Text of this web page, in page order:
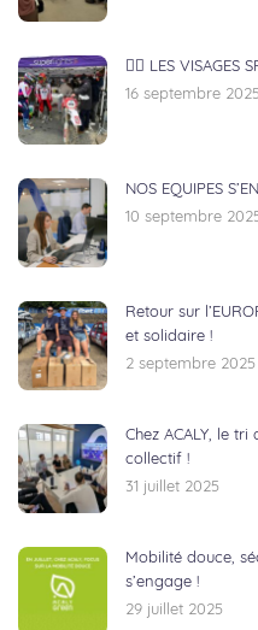
🏃‍♂️ LES VISAGES
16 septembre 2025
NOS EQUIPES
10 septembre
Retour sur
et solidaire !
2 septembre 2025
Chez ACALY, le
collectif !
31 juillet 2025
Mobilité douce,
s’engage !
29 juillet 2025